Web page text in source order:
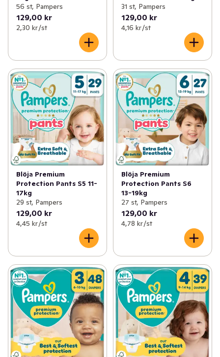
56 st, Pampers
129,00 kr
2,30 kr /st
31 st, Pampers
129,00 kr
4,16 kr /st
Blöja Premium
Protection Pants S5 11-
17kg
29 st, Pampers
129,00 kr
4,45 kr /st
Blöja Premium
Protection Pants S6
13-19kg
27 st, Pampers
129,00 kr
4,78 kr /st